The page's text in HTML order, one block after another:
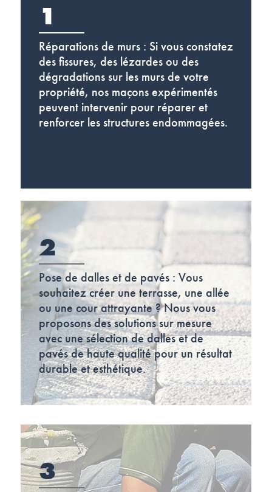
1
Réparations de murs : Si vous constatez
des fissures, des lézardes ou des
dégradations sur les murs de votre
propriété, nos maçons expérimentés
peuvent intervenir pour réparer et
renforcer les structures endommagées.
2
Pose de dalles et de pavés : Vous
souhaitez créer une terrasse, une allée
ou une cour attrayante ? Nous vous
proposons des solutions sur mesure
avec une sélection de dalles et de
pavés de haute qualité pour un résultat
durable et esthétique.
3